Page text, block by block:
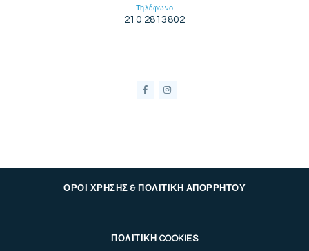
Τηλέφωνο
210 2813802
ΟΡΟΙ ΧΡΗΣΗΣ & ΠΟΛΙΤΙΚΗ ΑΠΟΡΡΗΤΟΥ
ΠΟΛΙΤΙΚΗ COOKIES